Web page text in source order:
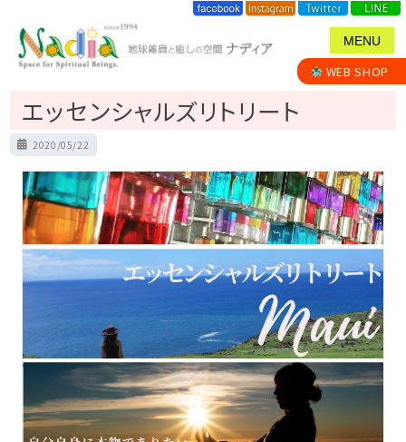
WEB SHOP
MENU
エッセンシャルズリトリート
P
2020/05/22